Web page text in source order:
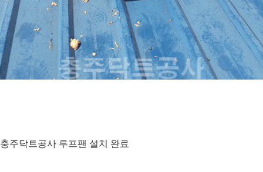
충주닥트공사 루프팬 설치 완료